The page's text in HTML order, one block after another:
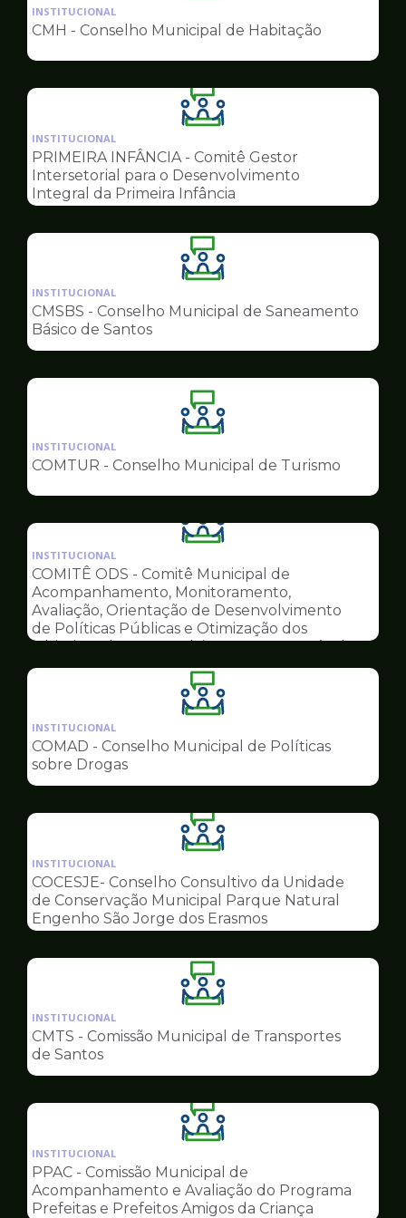
da
pagina
Conselhos
INSTITUCIONAL
CMH - Conselho Municipal de Habitação
Ilustração
da
pagina
de
Conselhos
INSTITUCIONAL
PRIMEIRA INFÂNCIA - Comitê Gestor
Intersetorial para o Desenvolvimento
Integral da Primeira Infância
Ilustração
da
pagina
Conselhos
INSTITUCIONAL
CMSBS - Conselho Municipal de Saneamento
Básico de Santos
Ilustração
da
pagina
Conselhos
INSTITUCIONAL
COMTUR - Conselho Municipal de Turismo
Ilustração
da
pagina
de
Conselhos
INSTITUCIONAL
COMITÊ ODS - Comitê Municipal de
Acompanhamento, Monitoramento,
Avaliação, Orientação de Desenvolvimento
de Políticas Públicas e Otimização dos
Objetivos do Desenvolvimento Sustentável
Ilustração
da
pagina
Conselhos
INSTITUCIONAL
COMAD - Conselho Municipal de Políticas
sobre Drogas
Ilustração
da
pagina
de
Conselhos
INSTITUCIONAL
COCESJE- Conselho Consultivo da Unidade
de Conservação Municipal Parque Natural
Engenho São Jorge dos Erasmos
Ilustração
da
pagina
Conselhos
INSTITUCIONAL
CMTS - Comissão Municipal de Transportes
de Santos
Ilustração
da
pagina
de
Conselhos
INSTITUCIONAL
PPAC - Comissão Municipal de
Acompanhamento e Avaliação do Programa
Prefeitas e Prefeitos Amigos da Criança